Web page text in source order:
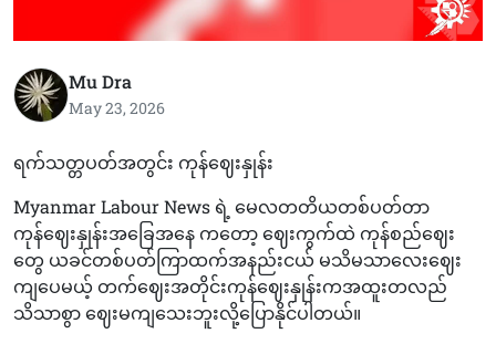
Mu Dra
May 23, 2026
ရက်သတ္တပတ်အတွင်း ကုန်ဈေးနှုန်း
Myanmar Labour News ရဲ့ မေလတတိယတစ်ပတ်တာ
ကုန်ဈေးနှုန်းအခြေအနေ ကတော့ ဈေးကွက်ထဲ ကုန်စည်ဈေး
တွေ ယခင်တစ်ပတ်ကြာထက်အနည်းငယ် မသိမသာလေးဈေး
ကျပေမယ့် တက်ဈေးအတိုင်းကုန်ဈေးနှုန်းကအထူးတလည်
သိသာစွာ ဈေးမကျသေးဘူးလို့ပြောနိုင်ပါတယ်။